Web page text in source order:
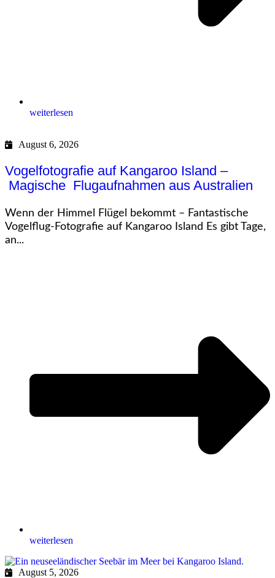
weiterlesen
August 6, 2026
Vogelfotografie auf Kangaroo Island –
Magische Flugaufnahmen aus Australien
Wenn der Himmel Flügel bekommt – Fantastische
Vogelflug-Fotografie auf Kangaroo Island Es gibt Tage,
an...
weiterlesen
August 5, 2026